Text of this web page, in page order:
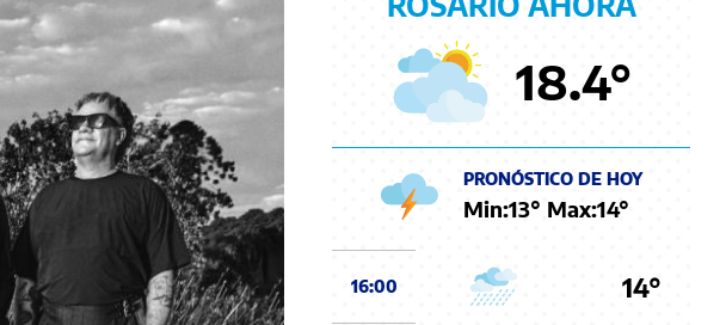
18.4°
PRONÓSTICO DE HOY
Min:13° Max:14°
16:00 14°